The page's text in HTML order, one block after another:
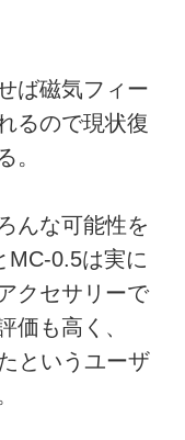
ば磁気フィー
るので現状復
。
んな可能性を
MC-0.5は実に
クセサリーで
価も高く、
というユーザ